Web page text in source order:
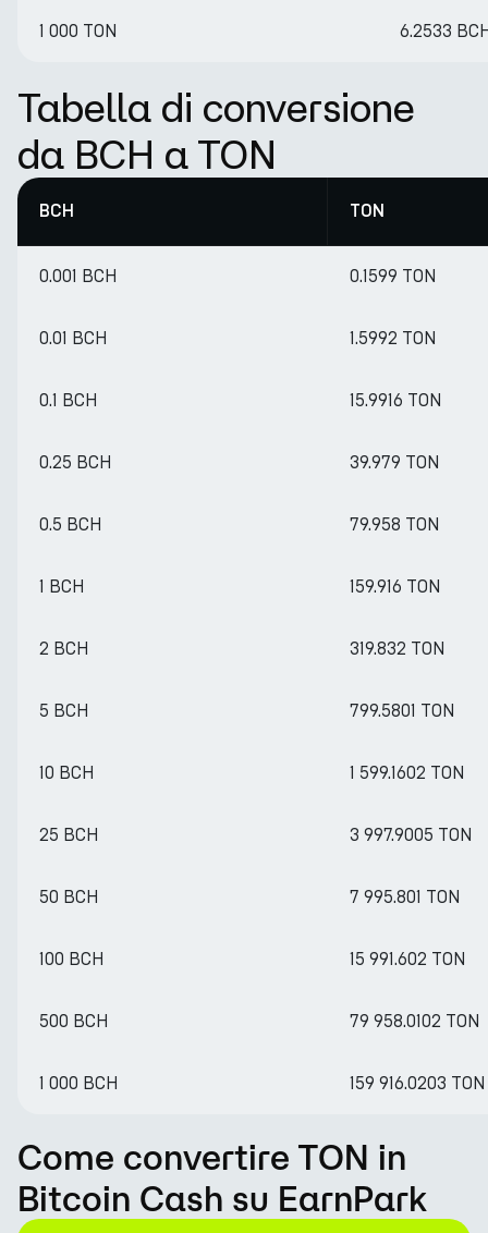
1 000 TON 6.2533
Tabella di conversione
da BCH a TON
BCH TON
0.001 BCH 0.1599 TON
0.01 BCH 1.5992 TON
0.1 BCH 15.9916 TON
0.25 BCH 39.979 TON
0.5 BCH 79.958 TON
1 BCH 159.916 TON
2 BCH 319.832 TON
5 BCH 799.5801 TON
10 BCH 1 599.1602 TON
25 BCH 3 997.9005 TON
50 BCH 7 995.801 TON
100 BCH 15 991.602 TON
500 BCH 79 958.0102 TON
1 000 BCH 159 916.0203 TON
Come convertire TON in
Bitcoin Cash su EarnPark